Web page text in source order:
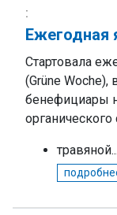
Ежегодная
Стартовала
(Grüne
бенефициары
органического
травяной...